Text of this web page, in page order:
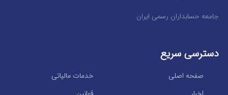
جامعه حسابداران رسمی ایران
دسترسی سریع
خدمات مالیاتی
صفحه اصلی